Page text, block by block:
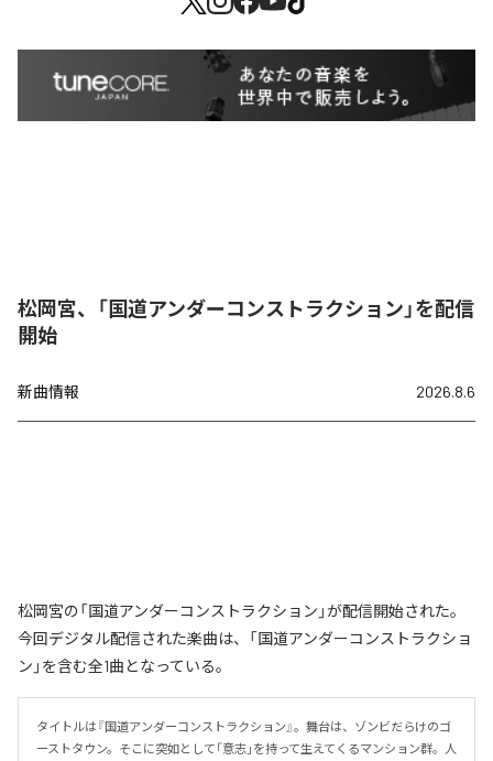
松岡宮、「国道アンダーコンストラクション」を配信
開始
新曲情報 2026.8.6
松岡宮の「国道アンダーコンストラクション」が配信開始された。
今回デジタル配信された楽曲は、「国道アンダーコンストラクショ
ン」を含む全1曲となっている。
タイトルは『国道アンダーコンストラクション』。舞台は、ゾンビだらけのゴ
ーストタウン。そこに突如として「意志」を持って生えてくるマンション群。人